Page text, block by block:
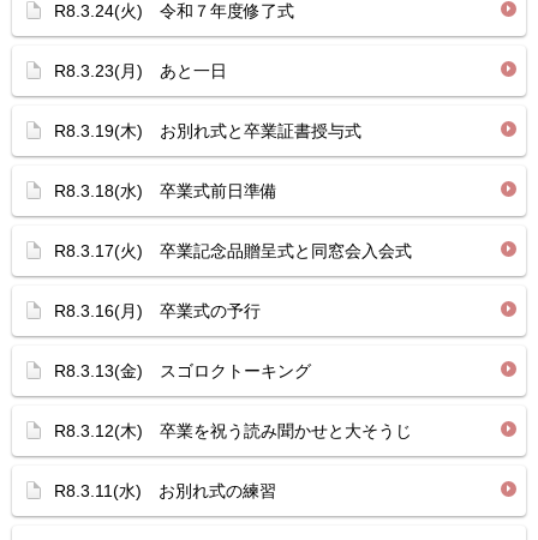
R8.3.24(火) 令和７年度修了式
R8.3.23(月) あと一日
R8.3.19(木) お別れ式と卒業証書授与式
R8.3.18(水) 卒業式前日準備
R8.3.17(火) 卒業記念品贈呈式と同窓会入会式
R8.3.16(月) 卒業式の予行
R8.3.13(金) スゴロクトーキング
R8.3.12(木) 卒業を祝う読み聞かせと大そうじ
R8.3.11(水) お別れ式の練習